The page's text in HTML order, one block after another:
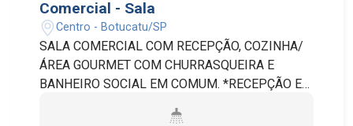
Comercial - Sala
Centro - Botucatu/SP
SALA COMERCIAL COM RECEPÇÃO, COZINHA/
ÁREA GOURMET COM CHURRASQUEIRA E
BANHEIRO SOCIAL EM COMUM. *RECEPÇÃO EM
ALUGUEL: ÁGUA, ENERGIA E INTERNET